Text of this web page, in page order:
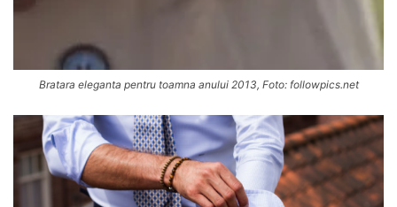
Bratara eleganta pentru toamna anului 2013, Foto: followpics.net